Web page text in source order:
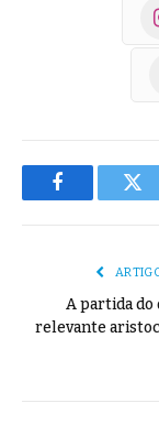
Facebook
A partida do
relevante